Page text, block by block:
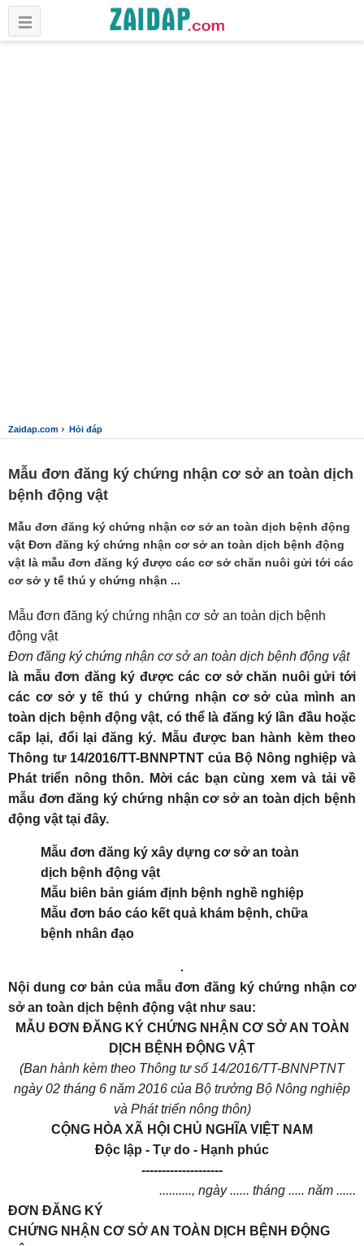
Zaidap.com › Hỏi đáp
Mẫu đơn đăng ký chứng nhận cơ sở an toàn dịch
bệnh động vật
Mẫu đơn đăng ký chứng nhận cơ sở an toàn dịch bệnh động
vật Đơn đăng ký chứng nhận cơ sở an toàn dịch bệnh động
vật là mẫu đơn đăng ký được các cơ sở chăn nuôi gửi tới các
cơ sở y tế thú y chứng nhận ...
Mẫu đơn đăng ký chứng nhận cơ sở an toàn dịch bệnh
động vật
Đơn đăng ký chứng nhận cơ sở an toàn dịch bệnh động vật
là mẫu đơn đăng ký được các cơ sở chăn nuôi gửi tới
các cơ sở y tế thú y chứng nhận cơ sở của mình an
toàn dịch bệnh động vật, có thể là đăng ký lần đầu hoặc
cấp lại, đổi lại đăng ký. Mẫu được ban hành kèm theo
Thông tư 14/2016/TT-BNNPTNT của Bộ Nông nghiệp và
Phát triển nông thôn. Mời các bạn cùng xem và tải về
mẫu đơn đăng ký chứng nhận cơ sở an toàn dịch bệnh
động vật tại đây.
Mẫu đơn đăng ký xây dựng cơ sở an toàn
dịch bệnh động vật
Mẫu biên bản giám định bệnh nghề nghiệp
Mẫu đơn báo cáo kết quả khám bệnh, chữa
bệnh nhân đạo
Nội dung cơ bản của mẫu đơn đăng ký chứng nhận cơ
sở an toàn dịch bệnh động vật như sau:
MẪU ĐƠN ĐĂNG KÝ CHỨNG NHẬN CƠ SỞ AN TOÀN
DỊCH BỆNH ĐỘNG VẬT
(Ban hành kèm theo Thông tư số 14/2016/TT-BNNPTNT
ngày 02 tháng 6 năm 2016 của Bộ trưởng Bộ Nông nghiệp
và Phát triển nông thôn)
CỘNG HÒA XÃ HỘI CHỦ NGHĨA VIỆT NAM
Độc lập - Tự do - Hạnh phúc
--------------------
.........., ngày ...... tháng ..... năm ......
ĐƠN ĐĂNG KÝ
CHỨNG NHẬN CƠ SỞ AN TOÀN DỊCH BỆNH ĐỘNG